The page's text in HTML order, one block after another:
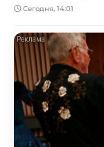
Сегодня, 14:01